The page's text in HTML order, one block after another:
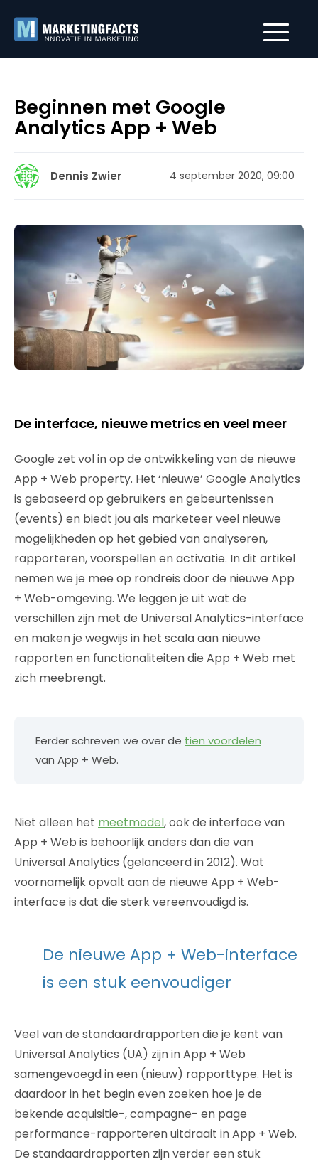
Beginnen met Google
Analytics App + Web
Dennis Zwier 4 september 2020, 09:00
De interface, nieuwe metrics en veel meer
Google zet vol in op de ontwikkeling van de nieuwe
App + Web property. Het ‘nieuwe’ Google Analytics
is gebaseerd op gebruikers en gebeurtenissen
(events) en biedt jou als marketeer veel nieuwe
mogelijkheden op het gebied van analyseren,
rapporteren, voorspellen en activatie. In dit artikel
nemen we je mee op rondreis door de nieuwe App
+ Web-omgeving. We leggen je uit wat de
verschillen zijn met de Universal Analytics-interface
en maken je wegwijs in het scala aan nieuwe
rapporten en functionaliteiten die App + Web met
zich meebrengt.
Eerder schreven we over de tien voordelen
van App + Web.
Niet alleen het meetmodel, ook de interface van
App + Web is behoorlijk anders dan die van
Universal Analytics (gelanceerd in 2012). Wat
voornamelijk opvalt aan de nieuwe App + Web-
interface is dat die sterk vereenvoudigd is.
De nieuwe App + Web-interface
is een stuk eenvoudiger
Veel van de standaardrapporten die je kent van
Universal Analytics (UA) zijn in App + Web
samengevoegd in een (nieuw) rapporttype. Het is
daardoor in het begin even zoeken hoe je de
bekende acquisitie-, campagne- en page
performance-rapporteren uitdraait in App + Web.
De standaardrapporten zijn verder een stuk